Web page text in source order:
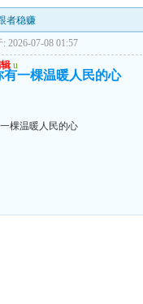
者稳赚
2026-07-08 01:57
u
有一棵温暖人民的心
棵温暖人民的心